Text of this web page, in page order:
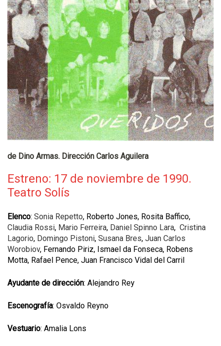
de Dino Armas. Dirección Carlos Aguilera
Estreno: 17 de noviembre de 1990.
Teatro Solís
Elenco: Sonia Repetto, Roberto Jones, Rosita Baffico,
Claudia Rossi, Mario Ferreira, Daniel Spinno Lara, Cristina
Lagorio, Domingo Pistoni, Susana Bres, Juan Carlos
Worobiov, Fernando Piriz, Ismael da Fonseca, Robens
Motta, Rafael Pence, Juan Francisco Vidal del Carril
Ayudante de dirección: Alejandro Rey
Escenografía: Osvaldo Reyno
Vestuario: Amalia Lons